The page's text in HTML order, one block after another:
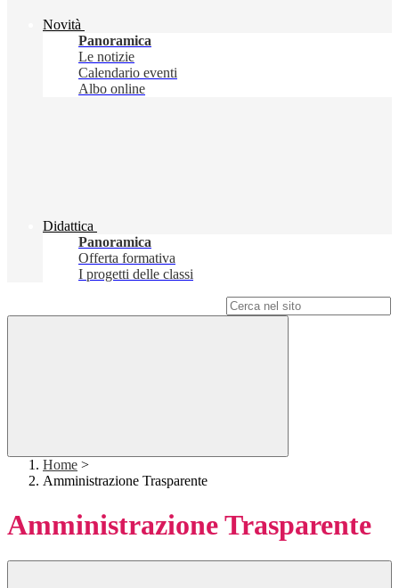
Novità
Panoramica
Le notizie
Calendario eventi
Albo online
Didattica
Panoramica
Offerta formativa
I progetti delle classi
Home >
Amministrazione Trasparente
Amministrazione Trasparente